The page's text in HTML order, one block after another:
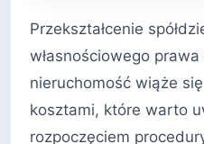
Przekształcenie
własnościowego
nieruchomość wiąże
kosztami, które warto
rozpoczęciem